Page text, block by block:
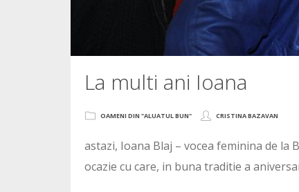
La multi ani Ioana
OAMENI DIN "ALUATUL BUN" CRISTINA BAZAVAN
astazi, Ioana Blaj – vocea feminina de la
ocazie cu care, in buna traditie a